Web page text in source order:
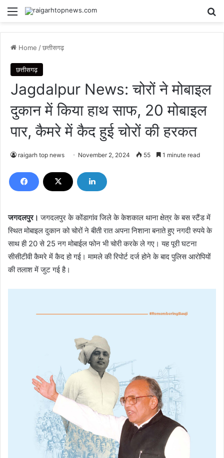
Menu
Home /छत्तीसगढ़
छत्तीसगढ़
Jagdalpur News: चोरों ने मोबाइल
दुकान में किया हाथ साफ, 20 मोबाइल
पार, कैमरे में कैद हुई चोरों की हरकत
raigarh top news November 2, 2024 55 1 minute read
जगदलपुर। जगदलपुर के कोंडागांव जिले के केशकाल थाना क्षेत्र के बस स्टैंड में
स्थित मोबाइल दुकान को चोरों ने बीती रात अपना निशाना बनाते हुए नगदी रुपये के
साथ ही 20 से 25 नग मोबाईल फोन भी चोरी करके ले गए। यह पूरी घटना
सीसीटीवी कैमरे में कैद हो गई। मामले की रिपोर्ट दर्ज होने के बाद पुलिस आरोपियों
की तलाश में जुट गई है।